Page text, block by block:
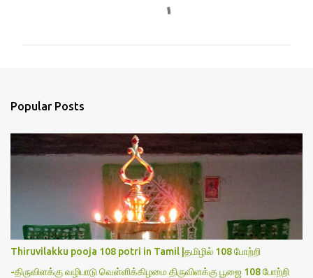
s
Popular Posts
Thiruvilakku pooja 108 potri in Tamil |தமிழில் 108 போற்றி
-திருவிளக்கு வழிபாடு வெள்ளிக்கிழமை திருவிளக்கு பூஜை 108 போற்றி